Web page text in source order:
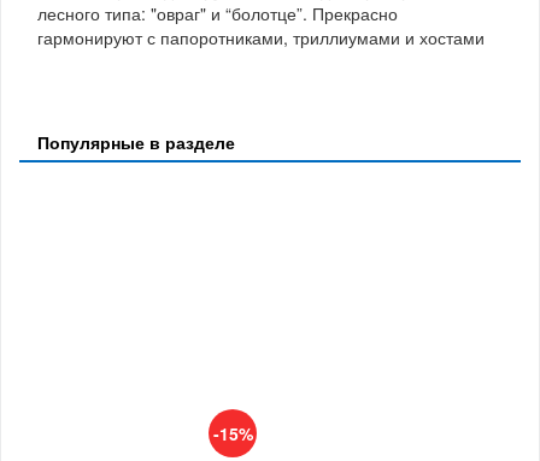
лесного типа: "овраг" и “болотце”. Прекрасно
гармонируют с папоротниками, триллиумами и хостами
Популярные в разделе
-15%